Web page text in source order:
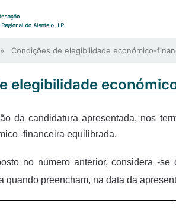
» Condições de elegibilidade económico-
elegibilidade
da candidatura apresentada, nos
-financeira equilibrada.
no número anterior, considera -
quando preencham, na data da